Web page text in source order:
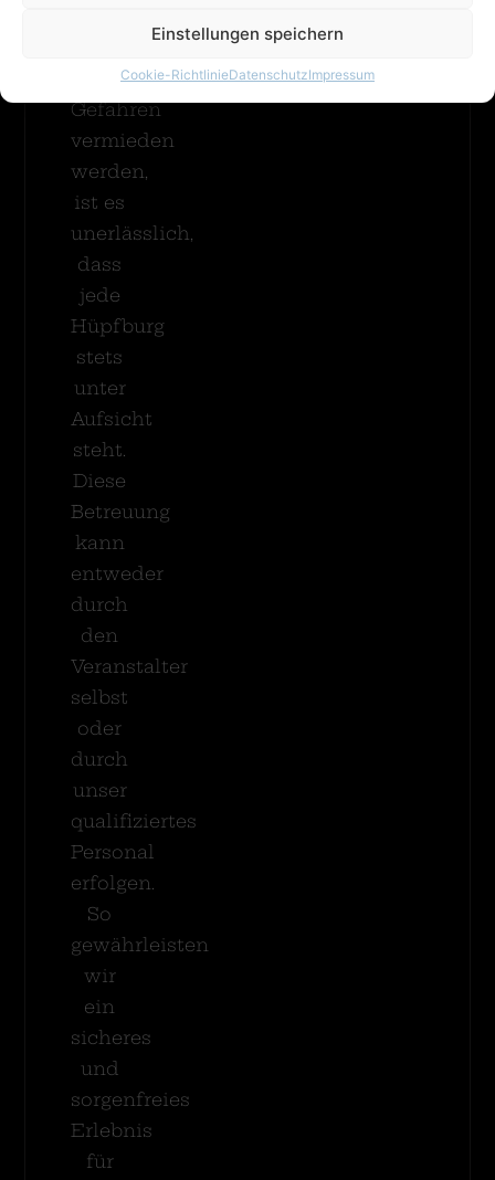
Einstellungen speichern
Cookie-RichtlinieDatenschutzImpressum
mögliche
Gefahren
vermieden
werden,
ist es
unerlässlich,
dass
jede
Hüpfburg
stets
unter
Aufsicht
steht.
Diese
Betreuung
kann
entweder
durch
den
Veranstalter
selbst
oder
durch
unser
qualifiziertes
Personal
erfolgen.
So
gewährleisten
wir
ein
sicheres
und
sorgenfreies
Erlebnis
für